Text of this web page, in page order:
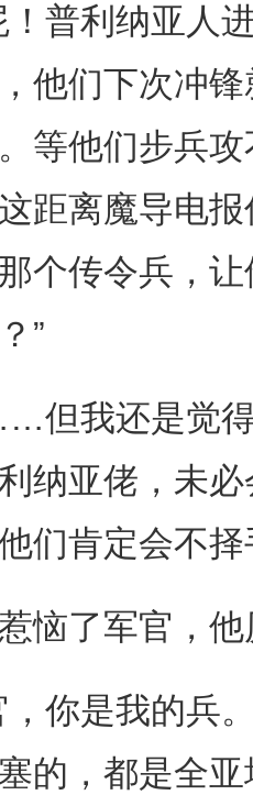
利纳亚人进
他们下次冲
等他们步兵
距离魔导电
个传令兵，
”
我还是觉得
纳亚佬，未
们肯定会不择
了军官，他
是我的兵。
的，都是全